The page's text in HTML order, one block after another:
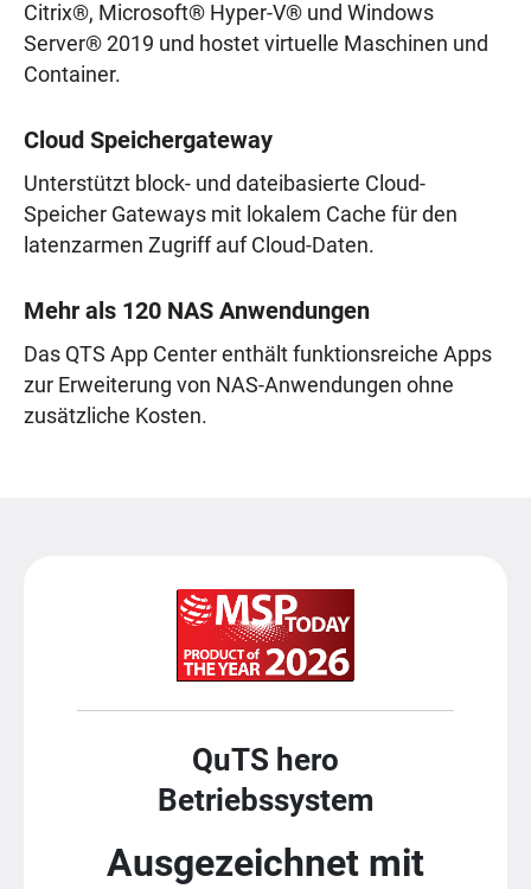
Citrix®, Microsoft® Hyper-V® und Windows
Server® 2019 und hostet virtuelle Maschinen und
Container.
Cloud Speichergateway
Unterstützt block- und dateibasierte Cloud-
Speicher Gateways mit lokalem Cache für den
latenzarmen Zugriff auf Cloud-Daten.
Mehr als 120 NAS Anwendungen
Das QTS App Center enthält funktionsreiche Apps
zur Erweiterung von NAS-Anwendungen ohne
zusätzliche Kosten.
QuTS hero
Betriebssystem
Ausgezeichnet mit